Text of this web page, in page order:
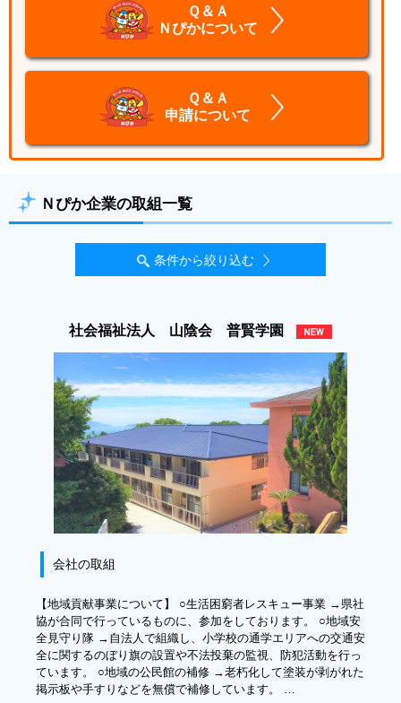
Ｑ＆Ａ
Ｎぴかについて
Ｑ＆Ａ
申請について
Ｎぴか企業の取組一覧
条件から絞り込む
社会福祉法人 山陰会 普賢学園
会社の取組
【地域貢献事業について】 ○生活困窮者レスキュー事業 →県社
協が合同で行っているものに、参加をしております。 ○地域安
全見守り隊 →自法人で組織し、小学校の通学エリアへの交通安
全に関するのぼり旗の設置や不法投棄の監視、防犯活動を行っ
ています。 ○地域の公民館の補修 →老朽化して塗装が剥がれた
掲示板や手すりなどを無償で補修しています。 …